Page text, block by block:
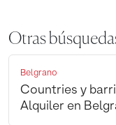
Otras
Belgrano
Countries y
Alquiler en